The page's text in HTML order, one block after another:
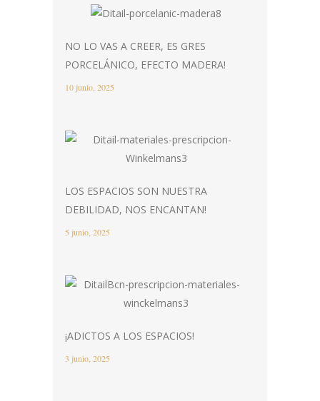
NO LO VAS A CREER, ES GRES
PORCELÁNICO, EFECTO MADERA!
10 junio, 2025
LOS ESPACIOS SON NUESTRA
DEBILIDAD, NOS ENCANTAN!
5 junio, 2025
¡ADICTOS A LOS ESPACIOS!
3 junio, 2025